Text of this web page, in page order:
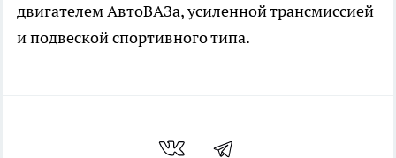
двигателем АвтоВАЗа, усиленной трансмиссией
и подвеской спортивного типа.